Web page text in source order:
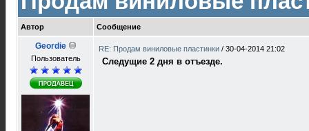
Автор Сообщение
Geordie
Пользователь
RE: Продам виниловые пластинки / 30-04-2014 21:02
Следущие 2 дня в отъезде.